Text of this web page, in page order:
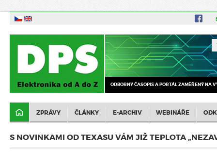
ODBORNÝ ČASOPIS A PORTÁL ZAMĚŘENÝ NA
ZPRÁVY ČLÁNKY E-ARCHIV WEBINÁŘE
S NOVINKAMI OD TEXASU VÁM JIŽ TEPLOTA